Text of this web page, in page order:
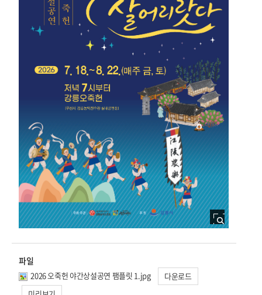
파일
2026 오죽헌 야간상설공연 팸플릿 1.jpg
다운로드